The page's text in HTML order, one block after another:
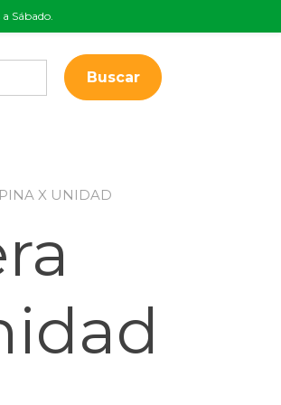
Buscar
X UNIDAD
Sábado.